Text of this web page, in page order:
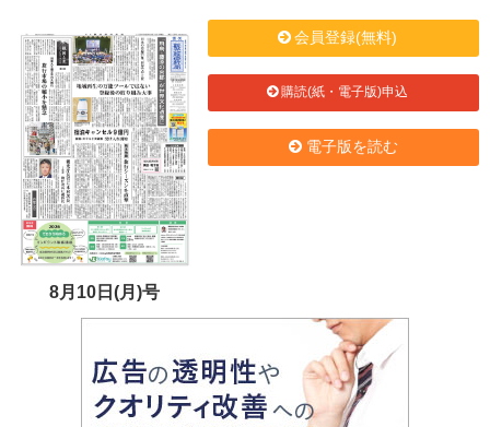
8月10日(月)号
会員登録(無料)
購読(紙・電子版)申込
電子版を読む